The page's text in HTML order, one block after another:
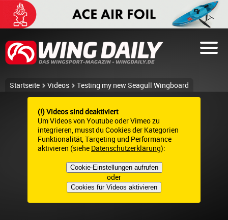
Startseite Videos Testing my new Seagull Wingboard
(!) Videos sind deaktiviert
Um Videos von Youtube oder Vimeo zu
integrieren, musst du Cookies der Kategorien
Funktionalität, Targeting und Performance
aktivieren (siehe Datenschutzerklärung):
Cookie-Einstellungen aufrufen
oder
Cookies für Videos aktivieren